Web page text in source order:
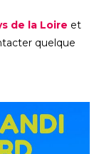
de la Loire et
quelque